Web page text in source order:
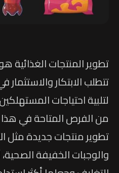
تطوير المنتجات الغذائية
تتطلب الابتكار والاستثمار
لتلبية احتياجات
من الفرص المتاحة في
تطوير منتجات جديدة مثل
والوجبات الخفيفة